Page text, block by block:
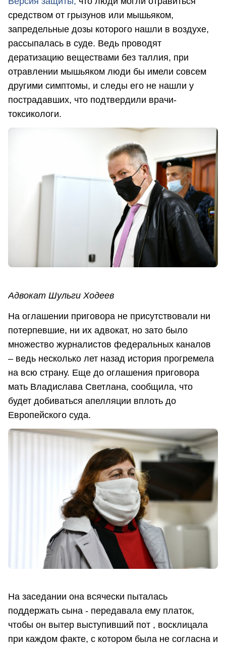
средством от грызунов или мышьяком,
запредельные дозы которого нашли в воздухе,
рассыпалась в суде. Ведь проводят
дератизацию веществами без таллия, при
отравлении мышьяком люди бы имели совсем
другими симптомы, и следы его не нашли у
пострадавших, что подтвердили врачи-
токсикологи.
Адвокат Шульги Ходеев
На оглашении приговора не присутствовали ни
потерпевшие, ни их адвокат, но зато было
множество журналистов федеральных каналов
– ведь несколько лет назад история прогремела
на всю страну. Еще до оглашения приговора
мать Владислава Светлана, сообщила, что
будет добиваться апелляции вплоть до
Европейского суда.
На заседании она всячески пыталась
поддержать сына - передавала ему платок,
чтобы он вытер выступивший пот , восклицала
при каждом факте, с котором была не согласна и